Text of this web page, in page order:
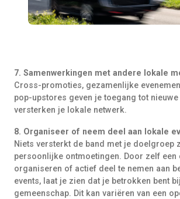
7. Samenwerkingen met andere lokale
Cross-promoties, gezamenlijke
pop-upstores geven je toegang tot
versterken je lokale netwerk.
8. Organiseer of neem deel aan lokale
Niets versterkt de band met je doelgroep
persoonlijke ontmoetingen. Door zelf een
organiseren of actief deel te nemen aan
events, laat je zien dat je betrokken bent
gemeenschap. Dit kan variëren van een